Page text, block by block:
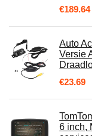
€189.64
Auto
Versie
€23.69
6 inch,